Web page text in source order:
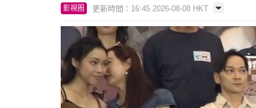
影視圈 更新時間：16:45 2026-08-08 HKT